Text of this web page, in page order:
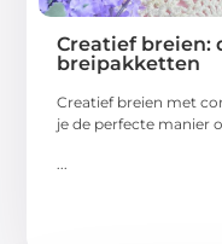
Creatief breien:
breipakketten
Creatief breien met
je de perfecte manier